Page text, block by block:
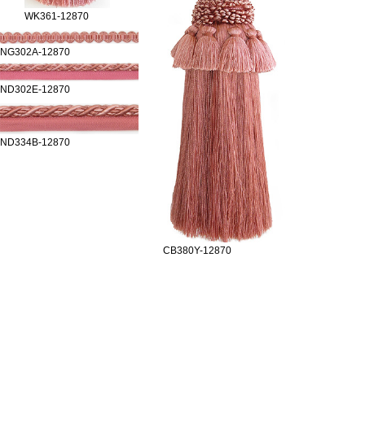
WK361-12870
NG302A-12870
ND302E-12870
ND334B-12870
CB380Y-12870